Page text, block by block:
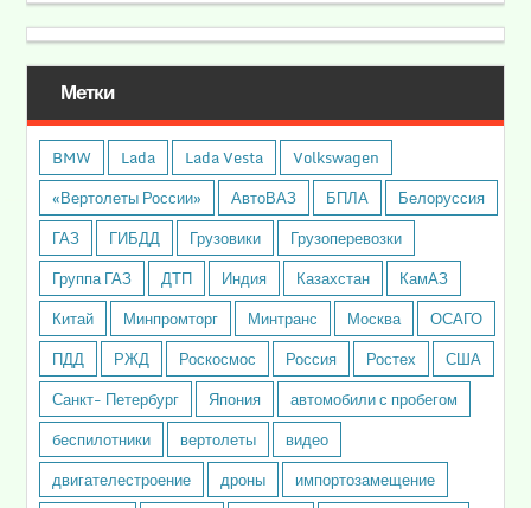
Метки
BMW Lada Lada Vesta
Volkswagen
«Вертолеты России»
АвтоВАЗ БПЛА
Белоруссия
ГАЗ
ГИБДД Грузовики
Грузоперевозки
Группа ГАЗ
ДТП Индия Казахстан
КамАЗ
Китай
Минпромторг Минтранс Москва
ОСАГО
ПДД
РЖД Роскосмос Россия Ростех
США
Санкт- Петербург
Япония
автомобили с пробегом
беспилотники
вертолеты
видео
двигателестроение
дроны
импортозамещение